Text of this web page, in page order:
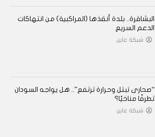
البشاقرة.. بلدة أنقذها (المراكبية) من انتهاكات
الدعم السريع
شبكة عاين
“صحارى تبتل وحرارة ترتفع”.. هل يواجه السودان
تطرفًا مناخيًا؟
شبكة عاين